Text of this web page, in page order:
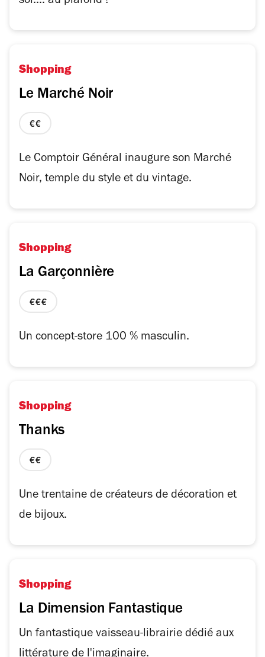
Shopping
Le Marché Noir
prix
sur
4
Le Comptoir Général inaugure son Marché
Noir, temple du style et du vintage.
Shopping
La Garçonnière
prix
sur
Un concept-store 100 % masculin.
Shopping
Thanks
prix
sur
4
Une trentaine de créateurs de décoration et
de bijoux.
Shopping
La Dimension Fantastique
Un fantastique vaisseau-librairie dédié aux
littérature de l'imaginaire.